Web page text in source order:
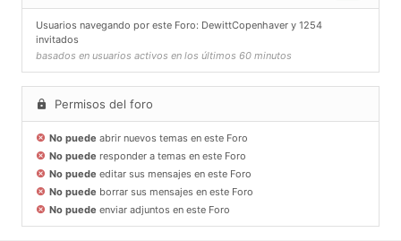
Usuarios navegando por este Foro: DewittCopenhaver y 1254
invitados
basados en usuarios activos en los últimos 60 minutos
Permisos del foro
No puede abrir nuevos temas en este Foro
No puede responder a temas en este Foro
No puede editar sus mensajes en este Foro
No puede borrar sus mensajes en este Foro
No puede enviar adjuntos en este Foro